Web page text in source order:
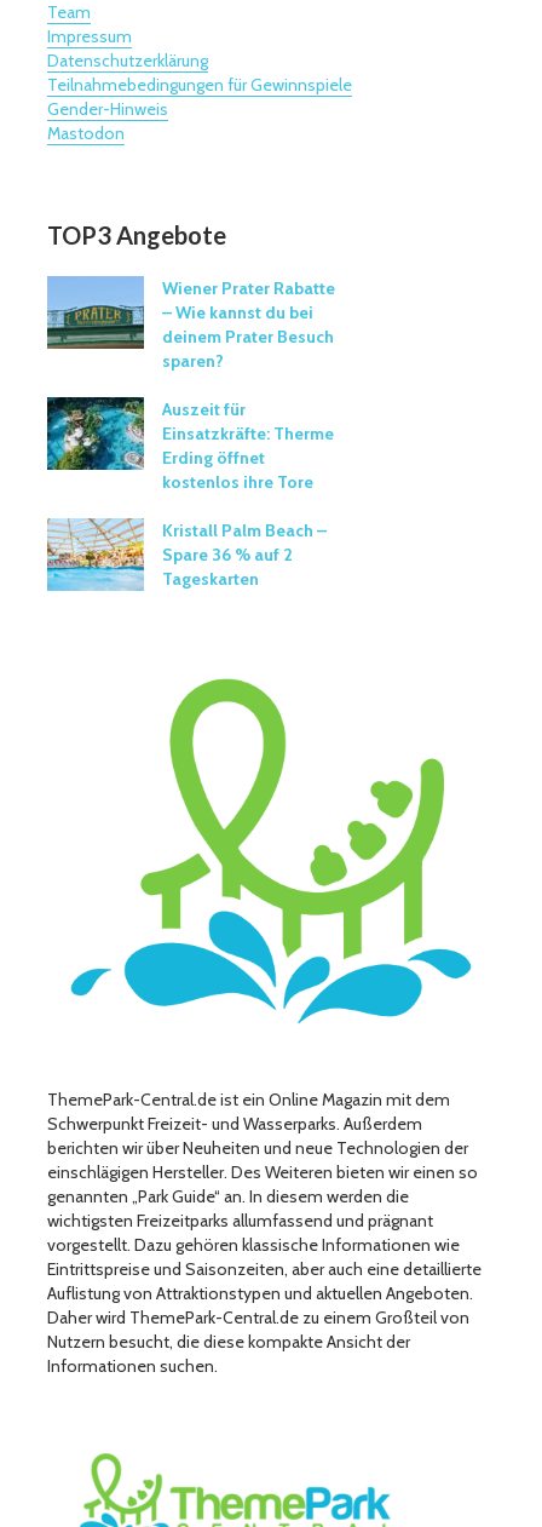
Team
Impressum
Datenschutzerklärung
Teilnahmebedingungen für Gewinnspiele
Gender-Hinweis
Mastodon
TOP3 Angebote
Wiener Prater Rabatte
– Wie kannst du bei
deinem Prater Besuch
sparen?
Auszeit für
Einsatzkräfte: Therme
Erding öffnet
kostenlos ihre Tore
Kristall Palm Beach –
Spare 36 % auf 2
Tageskarten
ThemePark-Central.de ist ein Online Magazin mit dem
Schwerpunkt Freizeit- und Wasserparks. Außerdem
berichten wir über Neuheiten und neue Technologien der
einschlägigen Hersteller. Des Weiteren bieten wir einen so
genannten „Park Guide“ an. In diesem werden die
wichtigsten Freizeitparks allumfassend und prägnant
vorgestellt. Dazu gehören klassische Informationen wie
Eintrittspreise und Saisonzeiten, aber auch eine detaillierte
Auflistung von Attraktionstypen und aktuellen Angeboten.
Daher wird ThemePark-Central.de zu einem Großteil von
Nutzern besucht, die diese kompakte Ansicht der
Informationen suchen.